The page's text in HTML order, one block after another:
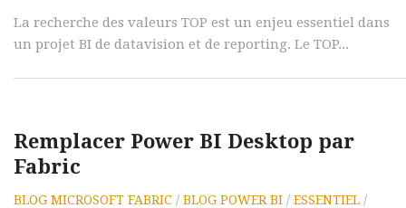
La recherche des valeurs TOP est un enjeu essentiel dans
un projet BI de datavision et de reporting. Le TOP...
Remplacer Power BI Desktop par
Fabric
BLOG MICROSOFT FABRIC / BLOG POWER BI / ESSENTIEL /